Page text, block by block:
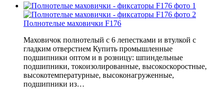
Полнотелые маховички F176
Маховичок полнотелый с 6 лепестками и втулкой с
гладким отверстием Купить промышленные
подшипники оптом и в розницу: шпиндельные
подшипники, токоизолированные, высокоскоростные,
высокотемпературные, высоконагруженные,
подшипники из…